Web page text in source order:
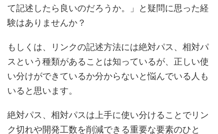
て記述したら良いのだろうか。」と疑問に思った経
験はありませんか？
もしくは、リンクの記述方法には絶対パス、相対パ
スという種類があることは知っているが、正しい使
い分けができているか分からないと悩んでいる人も
いると思います。
絶対パス、相対パスは上手に使い分けることでリン
ク切れや開発工数を削減できる重要な要素のひと